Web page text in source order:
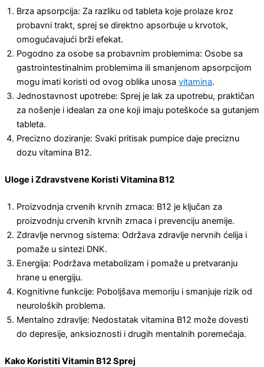
Brza apsorpcija: Za razliku od tableta koje prolaze kroz
probavni trakt, sprej se direktno apsorbuje u krvotok,
omogućavajući brži efekat.
Pogodno za osobe sa probavnim problemima: Osobe sa
gastrointestinalnim problemima ili smanjenom apsorpcijom
mogu imati koristi od ovog oblika unosa vitamina.
Jednostavnost upotrebe: Sprej je lak za upotrebu, praktičan
za nošenje i idealan za one koji imaju poteškoće sa gutanjem
tableta.
Precizno doziranje: Svaki pritisak pumpice daje preciznu
dozu vitamina B12.
Uloge i Zdravstvene Koristi Vitamina B12
Proizvodnja crvenih krvnih zrnaca: B12 je ključan za
proizvodnju crvenih krvnih zrnaca i prevenciju anemije.
Zdravlje nervnog sistema: Održava zdravlje nervnih ćelija i
pomaže u sintezi DNK.
Energija: Podržava metabolizam i pomaže u pretvaranju
hrane u energiju.
Kognitivne funkcije: Poboljšava memoriju i smanjuje rizik od
neuroloških problema.
Mentalno zdravlje: Nedostatak vitamina B12 može dovesti
do depresije, anksioznosti i drugih mentalnih poremećaja.
Kako Koristiti Vitamin B12 Sprej